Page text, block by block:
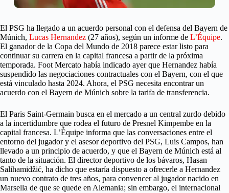
El PSG ha llegado a un acuerdo personal con el defensa del Bayern de
Múnich, Lucas Hernandez (27 años), según un informe de L’Équipe.
El ganador de la Copa del Mundo de 2018 parece estar listo para
continuar su carrera en la capital francesa a partir de la próxima
temporada. Foot Mercato había indicado ayer que Hernandez había
suspendido las negociaciones contractuales con el Bayern, con el que
está vinculado hasta 2024. Ahora, el PSG necesita encontrar un
acuerdo con el Bayern de Múnich sobre la tarifa de transferencia.
El Paris Saint-Germain busca en el mercado a un central zurdo debido
a la incertidumbre que rodea el futuro de Presnel Kimpembe en la
capital francesa. L’Équipe informa que las conversaciones entre el
entorno del jugador y el asesor deportivo del PSG, Luis Campos, han
llevado a un principio de acuerdo, y que el Bayern de Múnich está al
tanto de la situación. El director deportivo de los bávaros, Hasan
Salihamidžić, ha dicho que estaría dispuesto a ofrecerle a Hernandez
un nuevo contrato de tres años, para convencer al jugador nacido en
Marsella de que se quede en Alemania; sin embargo, el internacional